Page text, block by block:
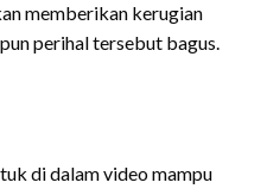
memberikan kerugian
perihal tersebut bagus.
di dalam video mampu